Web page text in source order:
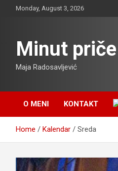
Monday, August 3, 2026
Minut priče
Maja Radosavljević
O MENI KONTAKT
Home Kalendar Sreda